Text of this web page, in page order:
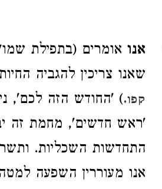
אנו אומרים (בתפילת
שאנו צריכין להגביה
קפו.) 'החודש הזה לכם',
'ראש חדשים', מחמת זה
התחדשות השכליות.
אנו מעוררין השפעה